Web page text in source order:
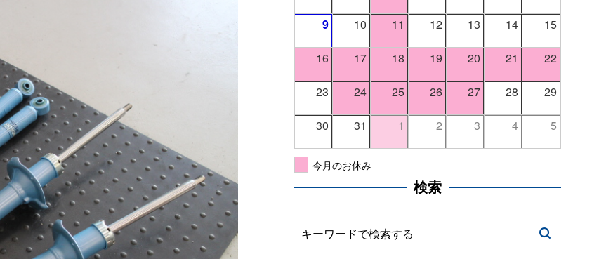
9 10 11 12 13 14 15
16 17 18 19 20 21 22
23 24 25 26 27 28 29
30 31 1 2 3 4 5
今月のお休み
検索